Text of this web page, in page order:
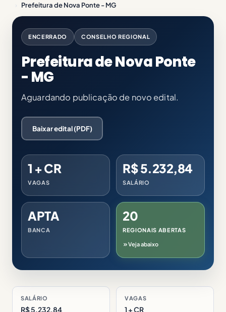
›
Prefeitura de Nova Ponte - MG
ENCERRADO CONSELHO REGIONAL
Prefeitura de Nova Ponte
- MG
Aguardando publicação de novo edital.
Baixar edital (PDF)
1 + CR
VAGAS
R$ 5.232,84
SALÁRIO
APTA
BANCA
20
REGIONAIS ABERTAS
Veja abaixo
SALÁRIO
R$ 5.232,84
VAGAS
1 + CR